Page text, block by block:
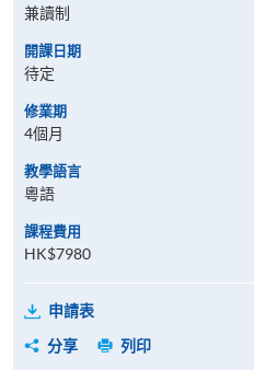
兼讀制
開課日期
待定
修業期
4個月
教學語言
粵語
課程費用
HK$7980
申請表
分享
列印